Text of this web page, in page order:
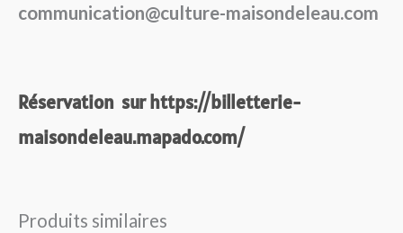
communication@culture-maisondeleau.com
Réservation sur https://billetterie-
maisondeleau.mapado.com/
Produits similaires